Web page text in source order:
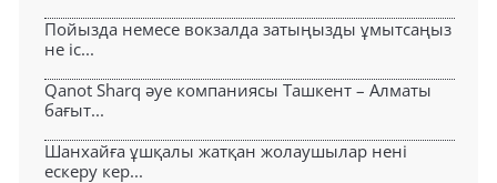
Пойызда немесе вокзалда затыңызды ұмытсаңыз
не іс...
Qanot Sharq әуе компаниясы Ташкент – Алматы
бағыт...
Шанхайға ұшқалы жатқан жолаушылар нені
ескеру кер...